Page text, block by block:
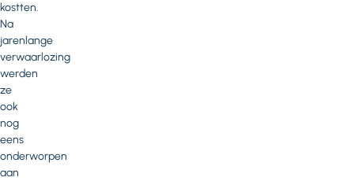
kostten.
Na
jarenlange
verwaarlozing
werden
ze
ook
nog
eens
onderworpen
aan